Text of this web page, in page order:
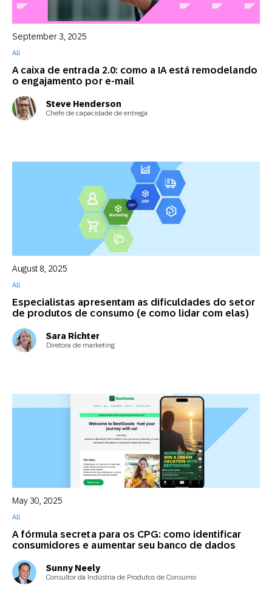
A caixa de entrada 2.0: como a IA está remodelando
o engajamento por e-mail
September 3, 2025
All
Steve Henderson
Chefe de capacidade de entrega
Especialistas apresentam as dificuldades do setor
de produtos de consumo (e como lidar com elas)
August 8, 2025
All
Sara Richter
Diretora de marketing
A fórmula secreta para os CPG: como identificar
consumidores e aumentar seu banco de dados
May 30, 2025
All
Sunny Neely
Consultor da Indústria de Produtos de Consumo